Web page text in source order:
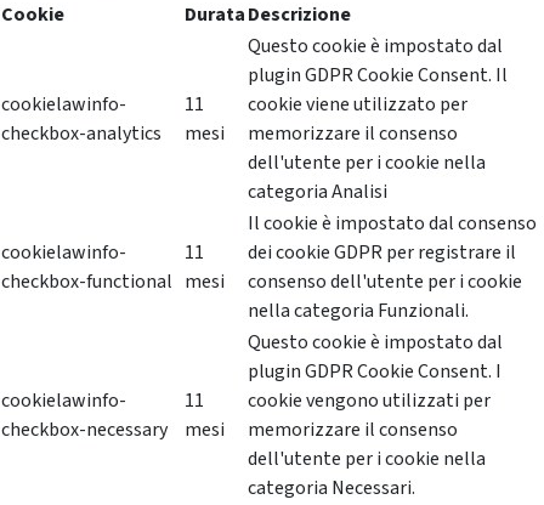
Cookie
DurataDescrizione
cookielawinfo-
checkbox-analytics
11
mesi
Questo cookie è impostato dal
plugin GDPR Cookie Consent. Il
cookie viene utilizzato per
memorizzare il consenso
dell'utente per i cookie nella
categoria Analisi
cookielawinfo-
checkbox-functional
11
mesi
Il cookie è impostato dal consenso
dei cookie GDPR per registrare il
consenso dell'utente per i cookie
nella categoria Funzionali.
cookielawinfo-
checkbox-necessary
11
mesi
Questo cookie è impostato dal
plugin GDPR Cookie Consent. I
cookie vengono utilizzati per
memorizzare il consenso
dell'utente per i cookie nella
categoria Necessari.